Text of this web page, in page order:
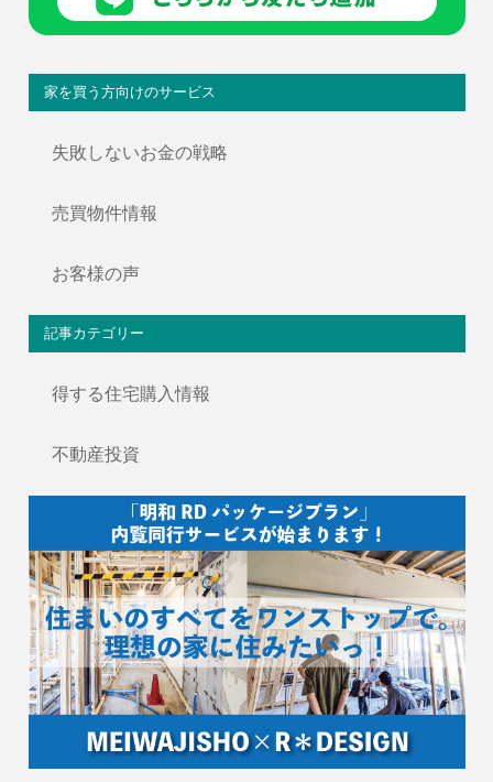
家を買う方向けのサービス
失敗しないお金の戦略
売買物件情報
お客様の声
記事カテゴリー
得する住宅購入情報
不動産投資